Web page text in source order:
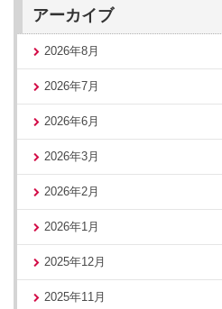
アーカイブ
2026年8月
2026年7月
2026年6月
2026年3月
2026年2月
2026年1月
2025年12月
2025年11月